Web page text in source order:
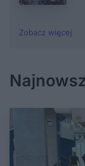
Zobacz więcej